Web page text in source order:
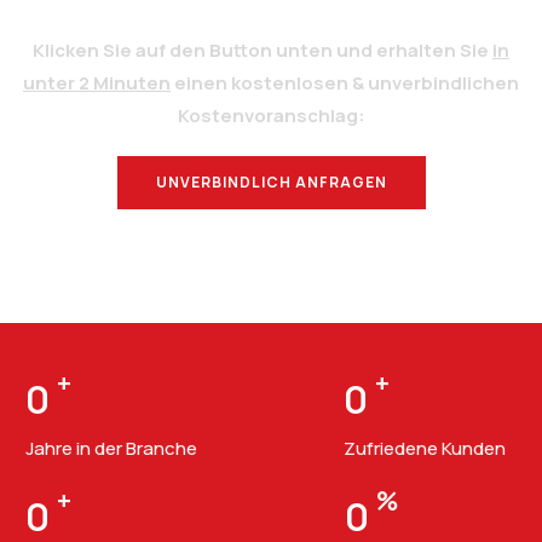
Klicken Sie auf den Button unten und erhalten Sie in
unter 2 Minuten einen kostenlosen & unverbindlichen
Kostenvoranschlag:
UNVERBINDLICH ANFRAGEN
0 +
Jahre in der Branche
0 +
Zufriedene Kunden
0 + 0 %